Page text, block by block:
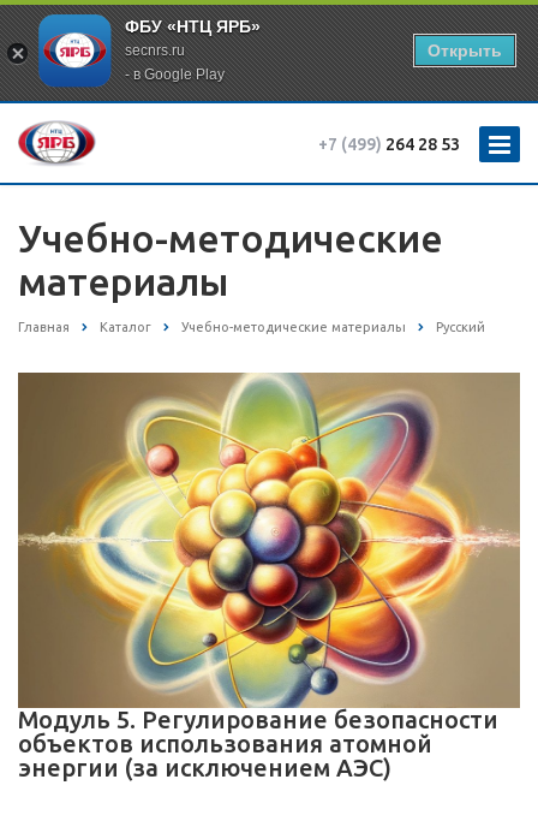
ФБУ «НТЦ ЯРБ»
secnrs.ru
- в Google Play
Открыть
+7 (499) 264 28 53
Учебно-методические
материалы
Главная Каталог Учебно-методические материалы Русский
Модуль 5. Регулирование безопасности
объектов использования атомной
энергии (за исключением АЭС)